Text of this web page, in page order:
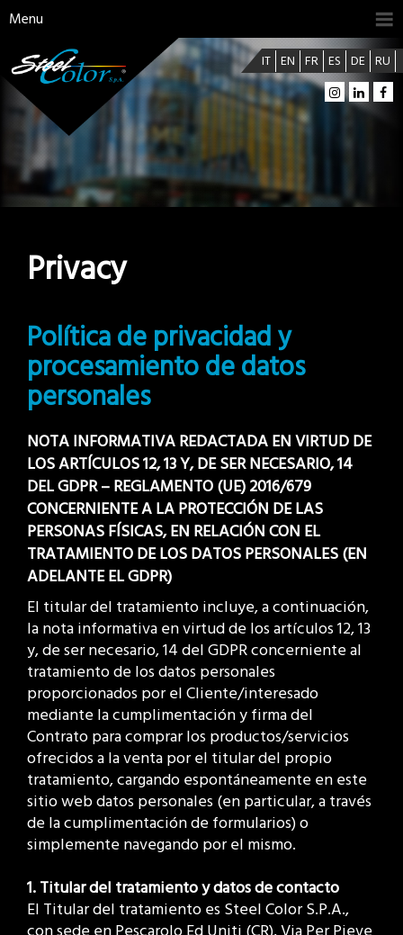
Menu
IT EN FR ES DE RU
Privacy
Política de privacidad y
procesamiento de datos
personales
NOTA INFORMATIVA REDACTADA EN VIRTUD DE
LOS ARTÍCULOS 12, 13 Y, DE SER NECESARIO, 14
DEL GDPR – REGLAMENTO (UE) 2016/679
CONCERNIENTE A LA PROTECCIÓN DE LAS
PERSONAS FÍSICAS, EN RELACIÓN CON EL
TRATAMIENTO DE LOS DATOS PERSONALES (EN
ADELANTE EL GDPR)
El titular del tratamiento incluye, a continuación,
la nota informativa en virtud de los artículos 12, 13
y, de ser necesario, 14 del GDPR concerniente al
tratamiento de los datos personales
proporcionados por el Cliente/interesado
mediante la cumplimentación y firma del
Contrato para comprar los productos/servicios
ofrecidos a la venta por el titular del propio
tratamiento, cargando espontáneamente en este
sitio web datos personales (en particular, a través
de la cumplimentación de formularios) o
simplemente navegando por el mismo.
1. Titular del tratamiento y datos de contacto
El Titular del tratamiento es Steel Color S.P.A.,